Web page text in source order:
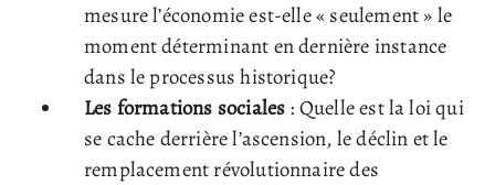
mesure l’économie est-elle « seulement » le
moment déterminant en dernière instance
dans le processus historique?
Les formations sociales : Quelle est la loi qui
se cache derrière l’ascension, le déclin et le
remplacement révolutionnaire des